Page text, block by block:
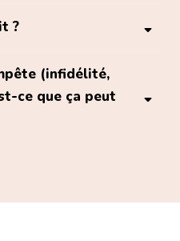
?
(infidélité,
ce que ça peut